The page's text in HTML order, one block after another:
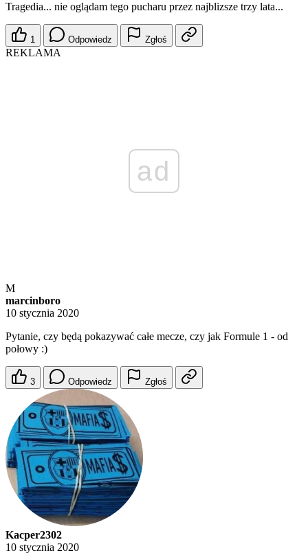
Tragedia... nie oglądam tego pucharu przez najblizsze trzy lata...
1 Odpowiedz Zgłoś
REKLAMA
ad
M
marcinboro
10 stycznia 2020
Pytanie, czy będą pokazywać całe mecze, czy jak Formule 1 - od
połowy :)
3 Odpowiedz Zgłoś
Kacper2302
10 stycznia 2020